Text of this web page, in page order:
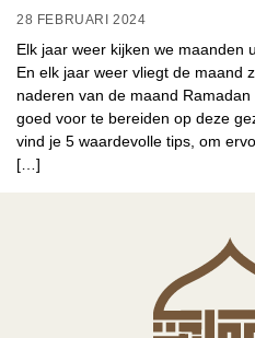
28 FEBRUARI 2024
Elk jaar weer kijken we maanden
En elk jaar weer vliegt de maand
naderen van de maand
goed voor te bereiden op deze
vind je 5 waardevolle tips, om
[…]